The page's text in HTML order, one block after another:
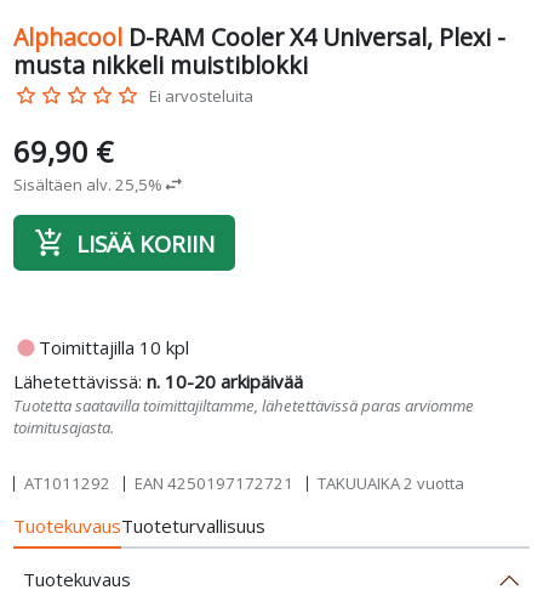
Alphacool D-RAM Cooler X4 Universal, Plexi -
musta nikkeli muistiblokki
star_border star_border star_border star_border star_border Ei arvosteluita
69,90 €
Sisältäen alv. 25,5%swap_horiz
add_shopping_cart LISÄÄ KORIIN
fiber_manual_record Toimittajilla 10 kpl
Lähetettävissä:n. 10-20 arkipäivää
Tuotetta saatavilla toimittajiltamme, lähetettävissä paras arviomme
toimitusajasta.
AT1011292 EAN 4250197172721 TAKUUAIKA 2 vuotta
TuotekuvausTuoteturvallisuus
Tuotekuvaus